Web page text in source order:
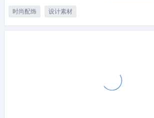
时尚配饰 设计素材